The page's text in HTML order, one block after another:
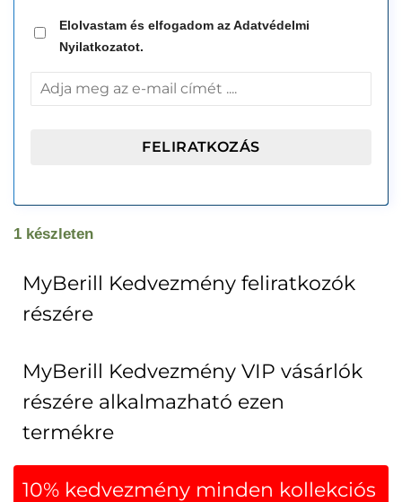
Elolvastam és elfogadom az Adatvédelmi
Nyilatkozatot.
1 készleten
MyBerill Kedvezmény feliratkozók
részére
MyBerill Kedvezmény VIP vásárlók
részére alkalmazható ezen
termékre
10% kedvezmény minden kollekciós